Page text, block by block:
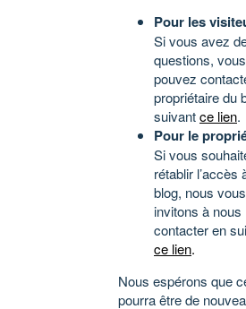
Pour les
Si vous avez
questions, vous
pouvez
propriétaire du
suivantce lien.
Pour le
Si vous
rétablir l’accès
blog, nous vous
invitons à nous
contacter en
ce lien.
Nous espérons que
pourra être de